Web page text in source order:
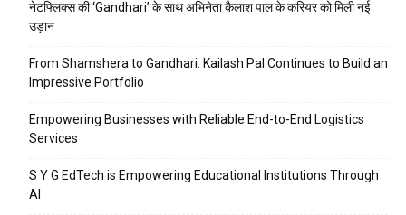
नेटफ्लिक्स की ‘Gandhari’ के साथ अभिनेता कैलाश पाल के करियर को मिली नई
उड़ान
From Shamshera to Gandhari: Kailash Pal Continues to Build an
Impressive Portfolio
Empowering Businesses with Reliable End-to-End Logistics
Services
S Y G EdTech is Empowering Educational Institutions Through
AI